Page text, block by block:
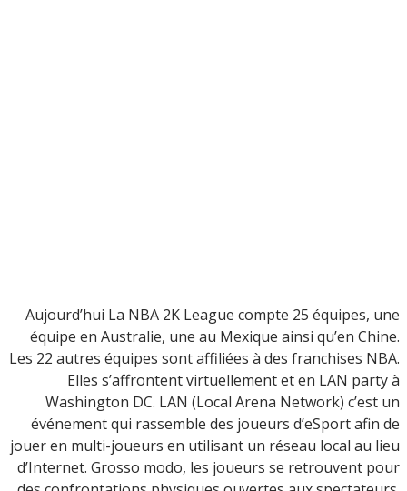
Aujourd’hui La NBA 2K League compte 25 équipes, une
équipe en Australie, une au Mexique ainsi qu’en Chine.
Les 22 autres équipes sont affiliées à des franchises NBA.
Elles s’affrontent virtuellement et en LAN party à
Washington DC. LAN (Local Arena Network) c’est un
événement qui rassemble des joueurs d’eSport afin de
jouer en multi-joueurs en utilisant un réseau local au lieu
d’Internet. Grosso modo, les joueurs se retrouvent pour